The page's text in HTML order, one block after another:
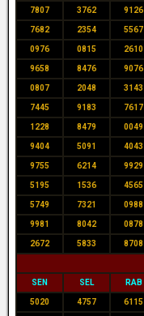
7807 3762 9126
7682 2354 5567
0976 0815 2610
9658 8476 9076
0807 2048 3143
7445 9183 7617
1228 8479 0049
9404 5091 4043
9755 6214 9929
5195 1536 4565
5749 7321 0988
9981 8042 0878
2672 5833 8708
SEN SEL RAB
5020 4757 6115